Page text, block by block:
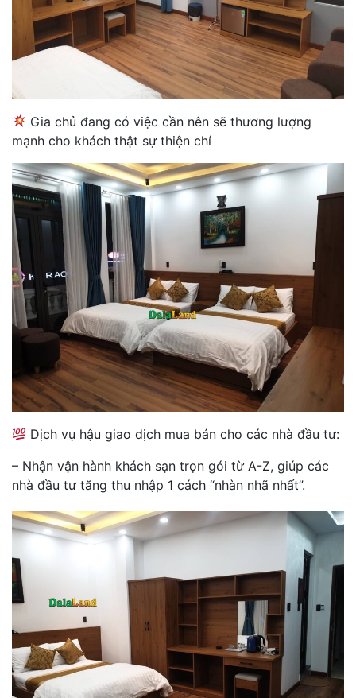
Gia chủ đang có việc cần nên sẽ thương lượng
mạnh cho khách thật sự thiện chí
Dịch vụ hậu giao dịch mua bán cho các nhà đầu tư:
– Nhận vận hành khách sạn trọn gói từ A-Z, giúp các
nhà đầu tư tăng thu nhập 1 cách “nhàn nhã nhất”.